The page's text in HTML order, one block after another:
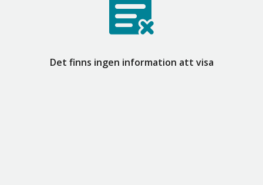
Det finns ingen information att visa